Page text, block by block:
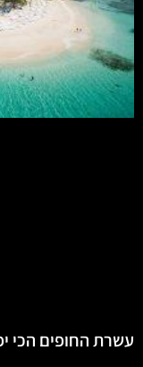
עשרת החופים הכי